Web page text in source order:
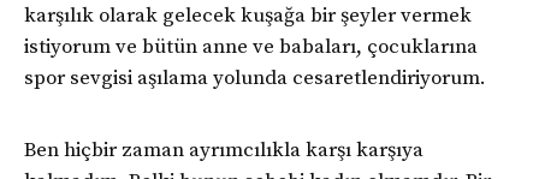
karşılık olarak gelecek kuşağa bir şeyler vermek
istiyorum ve bütün anne ve babaları, çocuklarına
spor sevgisi aşılama yolunda cesaretlendiriyorum.
Ben hiçbir zaman ayrımcılıkla karşı karşıya